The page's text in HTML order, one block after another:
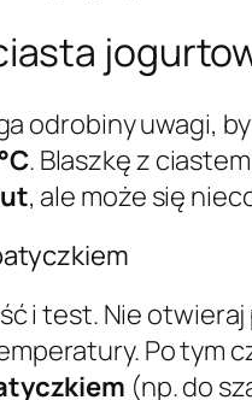
odrobiny uwagi,
. Blaszkę z
, ale może się
i test. Nie
Po tym
(np. do